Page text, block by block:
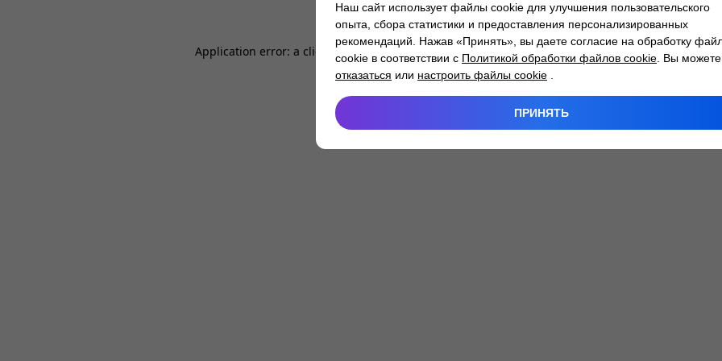
Application error: a client -side exception has occurred while loading atlantm.by (see the
Наш сайт использует файлы cookie для улучшения пользовательского
опыта, сбора статистики и предоставления персонализированных
рекомендаций. Нажав «Принять», вы даете согласие на обработку
cookie в соответствии с Политикой обработки файлов cookie . Вы можете
отказаться или настроить файлы cookie
ПРИНЯТЬ